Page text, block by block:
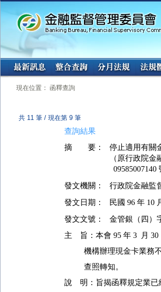
:::
現在位置： 函釋查詢
共 11 筆 / 現在第 9 筆
查詢結果
摘 要：
停止適用有關
（原行政院
發文機關：
行政院金融監
發文日期：
民國 96 年 10
發文文號：
金管銀（四）
主    旨：本會 95 年 3  月
機構辦理現金卡
          查照轉知。
說    明：旨揭函釋規定業